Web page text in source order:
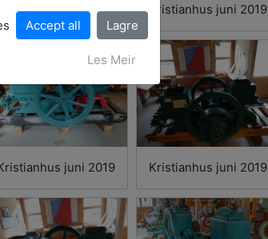
Les Meir
Kristianhus juni 2019
juni 2019 Kristianhus juni 2019